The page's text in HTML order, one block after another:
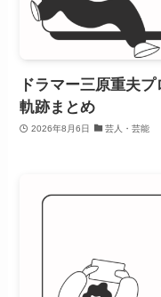
ドラマー三原重夫
軌跡まとめ
2026年8月6日 芸人・芸能